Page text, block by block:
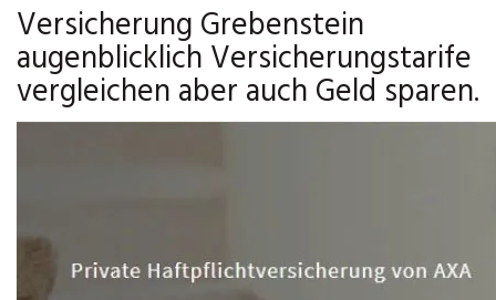
Versicherung Grebenstein
augenblicklich Versicherungstarife
vergleichen aber auch Geld sparen.